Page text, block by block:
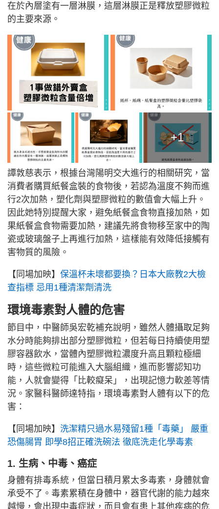
在於內層塗有一層淋膜，這層淋膜正是釋放塑膠微粒
的主要來源。
+1
譚敦慈表示，根據台灣陽明交大進行的相關研究，當
消費者購買紙餐盒裝的食物後，若認為溫度不夠而進
行2次加熱，塑化劑與塑膠微粒的數值會大幅上升。
因此她特別提醒大家，避免紙餐盒食物直接加熱，如
果紙餐盒食物需要加熱，建議先將食物移至家中的陶
瓷或玻璃盤子上再進行加熱，這樣能有效降低接觸有
害物質的風險。
【同場加映】 保溫杯未壞都要換？日本大廠教2大檢
查指標 忌用1種清潔劑清洗
環境毒素對人體的危害
節目中，中醫師吳宏乾補充說明，雖然人體攝取足夠
水分時能夠排出部分塑膠微粒，但若每日持續使用塑
膠容器飲水，當體內塑膠微粒濃度升高且顆粒極細
時，這些微粒可能進入大腦組織，進而影響認知功
能，人就會變得「比較癡呆」，出現記憶力軟差等情
況。家醫科醫師達特指，環境毒素對人體有以下的危
害：
【同場加映】 洗潔精只過水易殘留1種「毒藥」 嚴重
恐傷腸胃 即學8招正確洗碗法 徹底洗走化學毒素
1. 生病、 中毒、癌症
身體有排毒系統，但當日積月累太多毒素，身體就會
承受不了。毒素累積在身體中，器官代謝的能力越來
越慢，會出現中毒症狀，而且會有患上其他疾病的危